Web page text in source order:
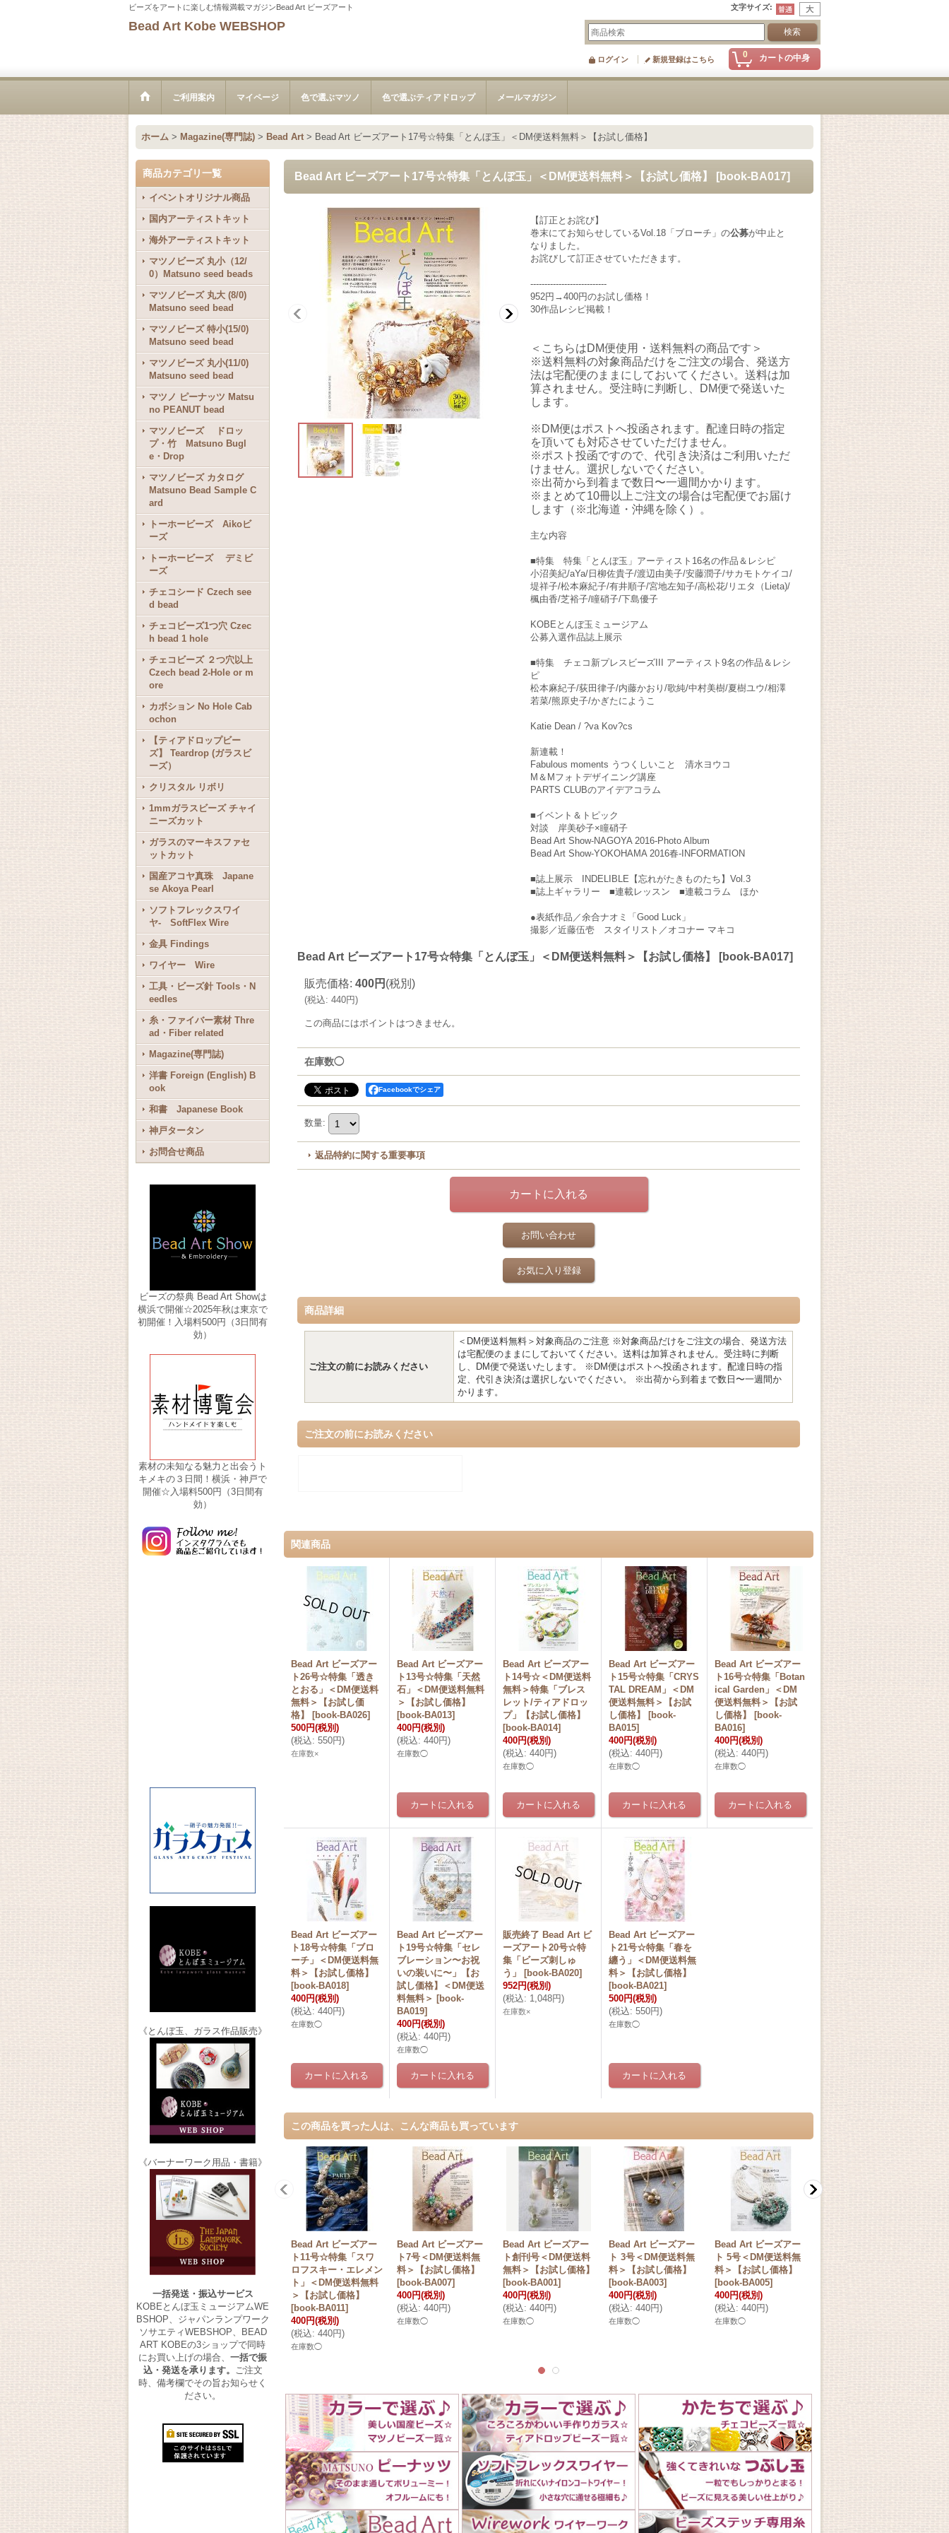
ビーズをアートに楽しむ情報満載マガジンBead Art ビーズアート 文字サイズ:
Bead Art Kobe WEBSHOP
0 カートの中身
ログイン 新規登録はこちら
ご利用案内 マイページ 色で選ぶマツノ 色で選ぶティアドロップ メールマガジン
ホーム > Magazine(専門誌) > Bead Art > Bead Art ビーズアート17号☆特集「とんぼ玉」＜DM便送料無料＞【お試し価格】
商品カテゴリ一覧
イベントオリジナル商品
国内アーティストキット
海外アーティストキット
マツノビーズ 丸小（12/
0）Matsuno seed beads
マツノビーズ 丸大 (8/0)
Matsuno seed bead
マツノビーズ 特小(15/0)
Matsuno seed bead
マツノビーズ 丸小(11/0)
Matsuno seed bead
マツノ ピーナッツ Matsu
no PEANUT bead
マツノビーズ ドロッ
プ・竹 Matsuno Bugl
e・Drop
マツノビーズ カタログ
Matsuno Bead Sample C
ard
トーホービーズ Aikoビ
ーズ
トーホービーズ デミビ
ーズ
チェコシード Czech see
d bead
チェコビーズ1つ穴 Czec
h bead 1 hole
チェコビーズ ２つ穴以上
Czech bead 2-Hole or m
ore
カボション No Hole Cab
ochon
【ティアドロップビー
ズ】 Teardrop (ガラスビ
ーズ）
クリスタル リボリ
1mmガラスビーズ チャイ
ニーズカット
ガラスのマーキスファセ
ットカット
国産アコヤ真珠 Japane
se Akoya Pearl
ソフトフレックスワイ
ヤ- SoftFlex Wire
金具 Findings
ワイヤー Wire
工具・ビーズ針 Tools・N
eedles
糸・ファイバー素材 Thre
ad・Fiber related
Magazine(専門誌)
洋書 Foreign (English) B
ook
和書 Japanese Book
神戸タータン
お問合せ商品
ビーズの祭典 Bead Art Showは
横浜で開催☆2025年秋は東京で
初開催！入場料500円（3日間有
効）
素材の未知なる魅力と出会うト
キメキの３日間！横浜・神戸で
開催☆入場料500円（3日間有
効）
《とんぼ玉、ガラス作品販売》
《バーナーワーク用品・書籍》
一括発送・振込サービス
KOBEとんぼ玉ミュージアムWE
BSHOP、ジャパンランプワーク
ソサエティWEBSHOP、BEAD
ART KOBEの3ショップで同時
にお買い上げの場合、 一括で振
込・発送を承ります。 ご注文
時、備考欄でその旨お知らせく
ださい。
Bead Art ビーズアート17号☆特集「とんぼ玉」＜DM便送料無料＞【お試し価格】 [book-BA017]
【訂正とお詫び】
巻末にてお知らせしているVol.18「ブローチ」の公募が中止と
なりました。
お詫びして訂正させていただきます。
---------------------------
952円→400円のお試し価格！
30作品レシピ掲載！
＜こちらはDM便使用・送料無料の商品です＞
※送料無料の対象商品だけをご注文の場合、発送方
法は宅配便のままにしておいてください。送料は加
算されません。受注時に判断し、DM便で発送いた
します。
※DM便はポストへ投函されます。配達日時の指定
を頂いても対応させていただけません。
※ポスト投函ですので、代引き決済はご利用いただ
けません。選択しないでください。
※出荷から到着まで数日〜一週間かかります。
※まとめて10冊以上ご注文の場合は宅配便でお届け
します（※北海道・沖縄を除く）。
主な内容
■特集 特集「とんぼ玉」アーティスト16名の作品＆レシピ
小沼美紀/aYa/日柳佐貴子/渡辺由美子/安藤潤子/サカモトケイコ/
堤祥子/松本麻紀子/有井順子/宮地左知子/高松花/リエタ（Lieta)/
楓由香/芝裕子/瞳硝子/下島優子
KOBEとんぼ玉ミュージアム
公募入選作品誌上展示
■特集 チェコ新プレスビーズIII アーティスト9名の作品＆レシ
ピ
松本麻紀子/荻田律子/内藤かおり/歌純/中村美樹/夏樹ユウ/相澤
若菜/熊原史子/かぎたにようこ
Katie Dean / ?va Kov?cs
新連載！
Fabulous moments うつくしいこと 清水ヨウコ
M＆Mフォトデザイニング講座
PARTS CLUBのアイデアコラム
■イベント＆トピック
対談 岸美砂子×瞳硝子
Bead Art Show-NAGOYA 2016-Photo Album
Bead Art Show-YOKOHAMA 2016春-INFORMATION
■誌上展示 INDELIBLE【忘れがたきものたち】Vol.3
■誌上ギャラリー ■連載レッスン ■連載コラム ほか
●表紙作品／余合ナオミ「Good Luck」
撮影／近藤伍壱 スタイリスト／オコナー マキコ
Bead Art ビーズアート17号☆特集「とんぼ玉」＜DM便送料無料＞【お試し価格】 [book-BA017]
販売価格: 400円 (税別)
(税込: 440円)
この商品にはポイントはつきません。
在庫数◯
Facebookでシェア
数量:
返品特約に関する重要事項
お問い合わせ
お気に入り登録
商品詳細
ご注文の前にお読みください
＜DM便送料無料＞対象商品のご注意 ※対象商品だけをご注文の場合、発送方法
は宅配便のままにしておいてください。送料は加算されません。受注時に判断
し、DM便で発送いたします。 ※DM便はポストへ投函されます。配達日時の指
定、代引き決済は選択しないでください。 ※出荷から到着まで数日〜一週間か
かります。
ご注文の前にお読みください
関連商品
Bead Art ビーズアー
ト26号☆特集「透き
とおる」＜DM便送料
無料＞【お試し価
格】
[book-BA026]
500円(税別)
(税込: 550円)
在庫数×
Bead Art ビーズアー
ト13号☆特集「天然
石」＜DM便送料無料
＞【お試し価格】
[book-BA013]
400円(税別)
(税込: 440円)
在庫数◯
Bead Art ビーズアー
ト14号☆＜DM便送料
無料＞特集「ブレス
レット/ティアドロッ
プ」【お試し価格】
[book-BA014]
400円(税別)
(税込: 440円)
在庫数◯
Bead Art ビーズアー
ト15号☆特集「CRYS
TAL DREAM」＜DM
便送料無料＞【お試
し価格】
[book-
BA015]
400円(税別)
(税込: 440円)
在庫数◯
Bead Art ビーズアー
ト16号☆特集「Botan
ical Garden」＜DM
便送料無料＞【お試
し価格】
[book-
BA016]
400円(税別)
(税込: 440円)
在庫数◯
Bead Art ビーズアー
ト18号☆特集「ブロ
ーチ」＜DM便送料無
料＞【お試し価格】
[book-BA018]
400円(税別)
(税込: 440円)
在庫数◯
Bead Art ビーズアー
ト19号☆特集「セレ
ブレーション〜お祝
いの装いに〜」【お
試し価格】＜DM便送
料無料＞ [book-
BA019]
400円(税別)
(税込: 440円)
在庫数◯
販売終了 Bead Art ビ
ーズアート20号☆特
集「ビーズ刺しゅ
う」
[book-BA020]
952円(税別)
(税込: 1,048円)
在庫数×
Bead Art ビーズアー
ト21号☆特集「春を
纏う」＜DM便送料無
料＞【お試し価格】
[book-BA021]
500円(税別)
(税込: 550円)
在庫数◯
この商品を買った人は、こんな商品も買っています
Bead Art ビーズアー
ト11号☆特集「スワ
ロフスキー・エレメン
ト」＜DM便送料無料
＞【お試し価格】
[book-BA011]
400円(税別)
(税込: 440円)
在庫数◯
Bead Art ビーズアー
ト7号＜DM便送料無
料＞【お試し価格】
[book-BA007]
400円(税別)
(税込: 440円)
在庫数◯
Bead Art ビーズアー
ト創刊号＜DM便送料
無料＞【お試し価格】
[book-BA001]
400円(税別)
(税込: 440円)
在庫数◯
Bead Art ビーズアー
ト 3号＜DM便送料無
料＞【お試し価格】
[book-BA003]
400円(税別)
(税込: 440円)
在庫数◯
Bead Art ビーズアー
ト 5号＜DM便送料無
料＞【お試し価格】
[book-BA005]
400円(税別)
(税込: 440円)
在庫数◯